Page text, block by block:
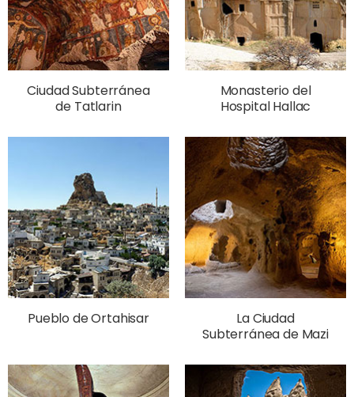
Ciudad Subterránea
de Tatlarin
Monasterio del
Hospital Hallac
Pueblo de Ortahisar
La Ciudad
Subterránea de Mazi